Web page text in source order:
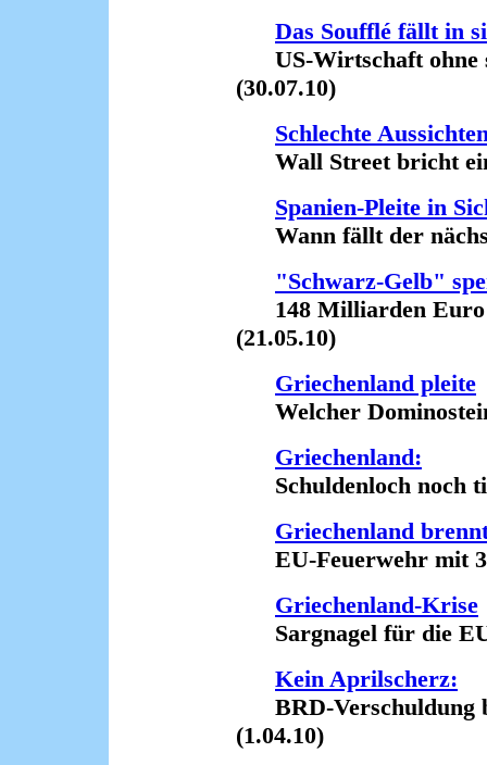
Das Soufflé fällt in
US-Wirtschaft ohne
(30.07.10)
Schlechte
Wall Street bricht
Spanien-Pleite in
Wann fällt der
"Schwarz-Gelb"
148 Milliarden Euro
(21.05.10)
Griechenland pleite
Welcher
Griechenland:
Schuldenloch noch
Griechenland
EU-Feuerwehr mit
Griechenland-Krise
Sargnagel für die
Kein Aprilscherz:
BRD-Verschuldung
(1.04.10)